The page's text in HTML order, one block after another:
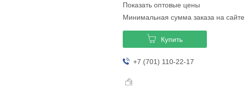
Показать оптовые цены
Минимальная сумма заказа на
Купить
+7 (701) 110-22-17